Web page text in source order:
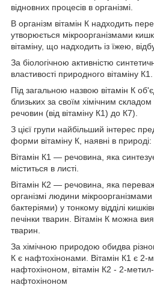
відновних процесів в організмі.
В організм вітамін К надходить
утворюється мікроорганізмами
вітаміну, що надходить із їжею,
За біологічною активністю
властивості природного вітаміну К1.
Під загальною назвою вітамін К
близьких за своїм хімічним
речовин (від вітаміну К1) до К7).
З цієї групи найбільший інтерес
форми вітаміну К, наявні в природі:
Вітамін К1 — речовина, яка
міститься в листі.
Вітамін К2 — речовина, яка
організмі людини
бактеріями) у тонкому відділі
печінки тварин. Вітамін К можна
тварин.
За хімічною природою обидва
К є нафтохінонами. Вітамін К1 є
нафтохіноном, вітамін К2 - 2-
нафтохіноном